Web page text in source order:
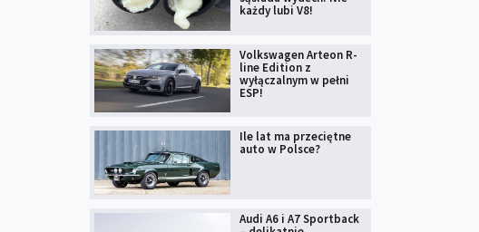
każdy lubi V8!
Volkswagen Arteon R-
line Edition z
wyłączalnym w pełni
ESP!
Ile lat ma przeciętne
auto w Polsce?
Audi A6 i A7 Sportback